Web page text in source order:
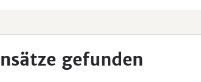
gefunden